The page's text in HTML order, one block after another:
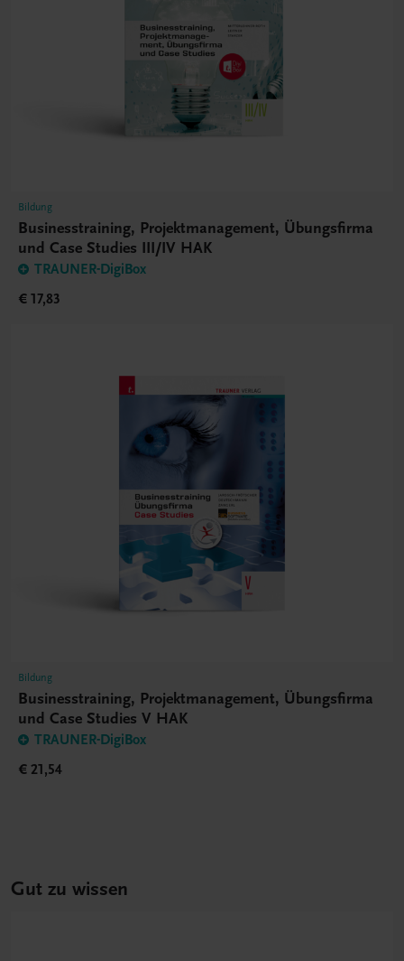
Bildung
Businesstraining, Projektmanagement, Übungsfirma
und Case Studies III/IV HAK
TRAUNER-DigiBox
€ 17,83
Bildung
Businesstraining, Projektmanagement, Übungsfirma
und Case Studies V HAK
TRAUNER-DigiBox
€ 21,54
Gut zu wissen